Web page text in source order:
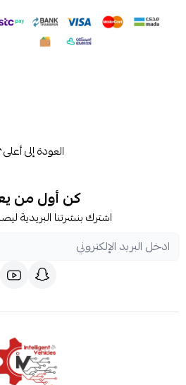
اسحب و افلت
استعراض
العودة إلى أعلى
كن أول من
اشترك بنشرتنا البريدية